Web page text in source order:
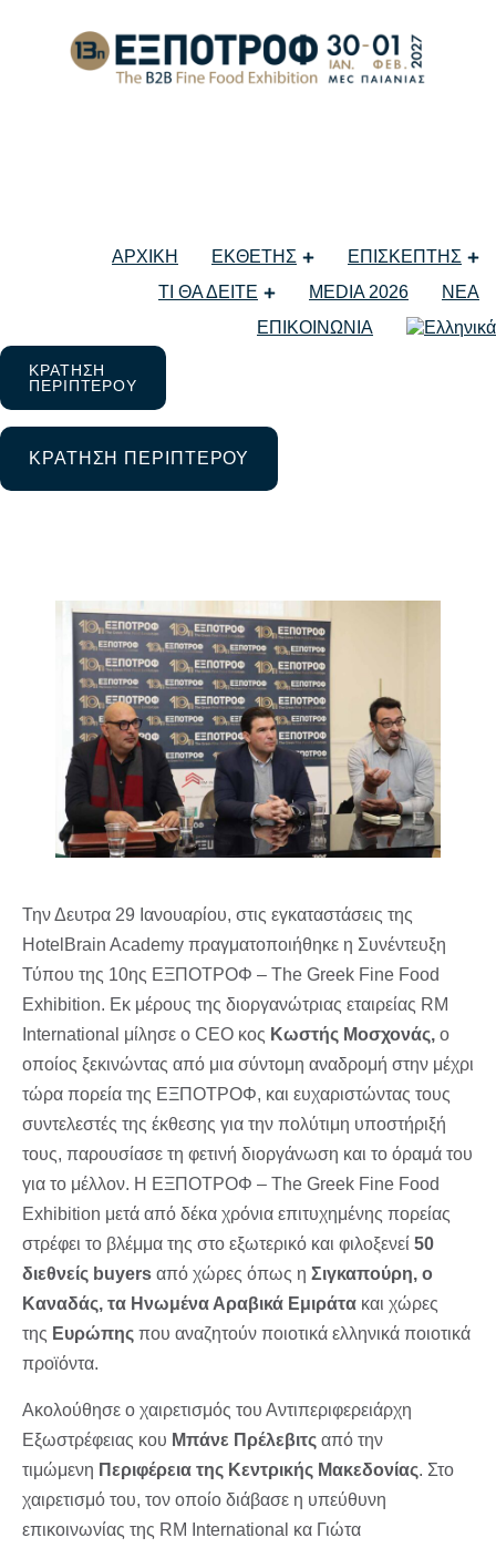
ΑΡΧΙΚΗ ΕΚΘΕΤΗΣ
ΕΠΙΣΚΕΠΤΗΣ
ΤΙ ΘΑ ΔΕΙΤΕ
MEDIA 2026
ΝΕΑ
ΕΠΙΚΟΙΝΩΝΙΑ
ΚΡΑΤΗΣΗ
ΠΕΡΙΠΤΕΡΟΥ
ΚΡΑΤΗΣΗ ΠΕΡΙΠΤΕΡΟΥ
Μη κατηγοριοποιημένο
Την Δευτρα 29 Ιανουαρίου, στις εγκαταστάσεις της
HotelΒrain Academy πραγματοποιήθηκε η Συνέντευξη
Τύπου της 10ης ΕΞΠΟΤΡΟΦ – The Greek Fine Food
Exhibition. Εκ μέρους της διοργανώτριας εταιρείας RM
International μίλησε ο CEO κος Κωστής Μοσχονάς, ο
οποίος ξεκινώντας από μια σύντομη αναδρομή στην μέχρι
τώρα πορεία της ΕΞΠΟΤΡΟΦ, και ευχαριστώντας τους
συντελεστές της έκθεσης για την πολύτιμη υποστήριξή
τους, παρουσίασε τη φετινή διοργάνωση και το όραμά του
για το μέλλον. Η ΕΞΠΟΤΡΟΦ – The Greek Fine Food
Exhibition μετά από δέκα χρόνια επιτυχημένης πορείας
στρέφει το βλέμμα της στο εξωτερικό και φιλοξενεί 50
διεθνείς buyers από χώρες όπως η Σιγκαπούρη, ο
Καναδάς, τα Ηνωμένα Αραβικά Εμιράτα και χώρες
της Ευρώπης που αναζητούν ποιοτικά ελληνικά ποιοτικά
προϊόντα.
Ακολούθησε ο χαιρετισμός του Αντιπεριφερειάρχη
Εξωστρέφειας κου Μπάνε Πρέλεβιτς από την
τιμώμενη Περιφέρεια της Κεντρικής Μακεδονίας. Στο
χαιρετισμό του, τον οποίο διάβασε η υπεύθυνη
επικοινωνίας της RM International κα Γιώτα